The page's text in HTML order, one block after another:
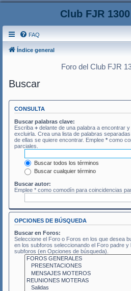
Club FJR
FAQ
Índice general
Foro del Club FJR
Buscar
CONSULTA
Buscar palabras clave:
Escriba + delante de una palabra a encontrar y
excluirla. Crea una lista de palabras
de ellas se quiere encontrar. Emplee * como
parciales.
Buscar todos los términos
Buscar cualquier término
Buscar autor:
Emplee * como comodín para coincidencias
OPCIONES DE BÚSQUEDA
Buscar en Foros:
Seleccione el Foro o Foros en los que desea
en los subforos seleccionando el Foro padre y
subforos (en Opciones de búsqueda).